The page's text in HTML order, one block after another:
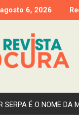
6, 2026
SERPA É O NOME DA